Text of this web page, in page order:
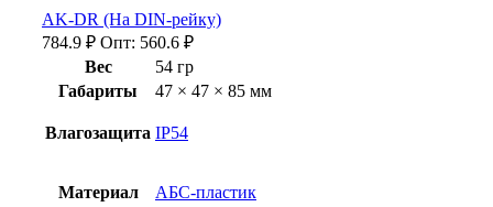
AK-DR (На DIN-рейку)
784.9 ₽ Опт: 560.6 ₽
Вес
54 гр
Габариты
47 × 47 × 85 мм
Влагозащита IP54
Материал АБС-пластик